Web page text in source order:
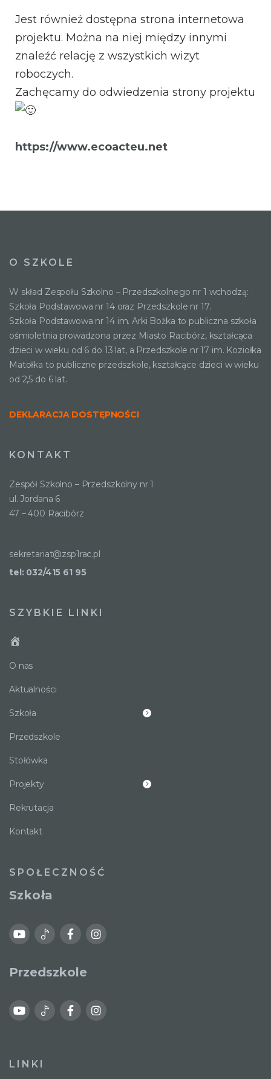
Jest również dostępna strona internetowa
projektu. Można na niej między innymi
znaleźć relację z wszystkich wizyt
roboczych.
Zachęcamy do odwiedzenia strony projektu
https://www.ecoacteu.net
O SZKOLE
W skład Zespołu Szkolno – Przedszkolnego nr 1 wchodzą:
Szkoła Podstawowa nr 14 oraz Przedszkole nr 17.
Szkoła Podstawowa nr 14 im. Arki Bożka to publiczna szkoła
ośmioletnia prowadzona przez Miasto Racibórz, kształcąca
dzieci w wieku od 6 do 13 lat, a Przedszkole nr 17 im. Koziołka
Matołka to publiczne przedszkole, kształcące dzieci w wieku
od 2,5 do 6 lat.
DEKLARACJA DOSTĘPNOŚCI
KONTAKT
Zespół Szkolno – Przedszkolny nr 1
ul. Jordana 6
47 – 400 Racibórz
sekretariat@zsp1rac.pl
tel: 032/415 61 95
SZYBKIE LINKI
O nas
Aktualności
Szkoła
Przedszkole
Stołówka
Projekty
Rekrutacja
Kontakt
SPOŁECZNOŚĆ
Szkoła
Przedszkole
LINKI